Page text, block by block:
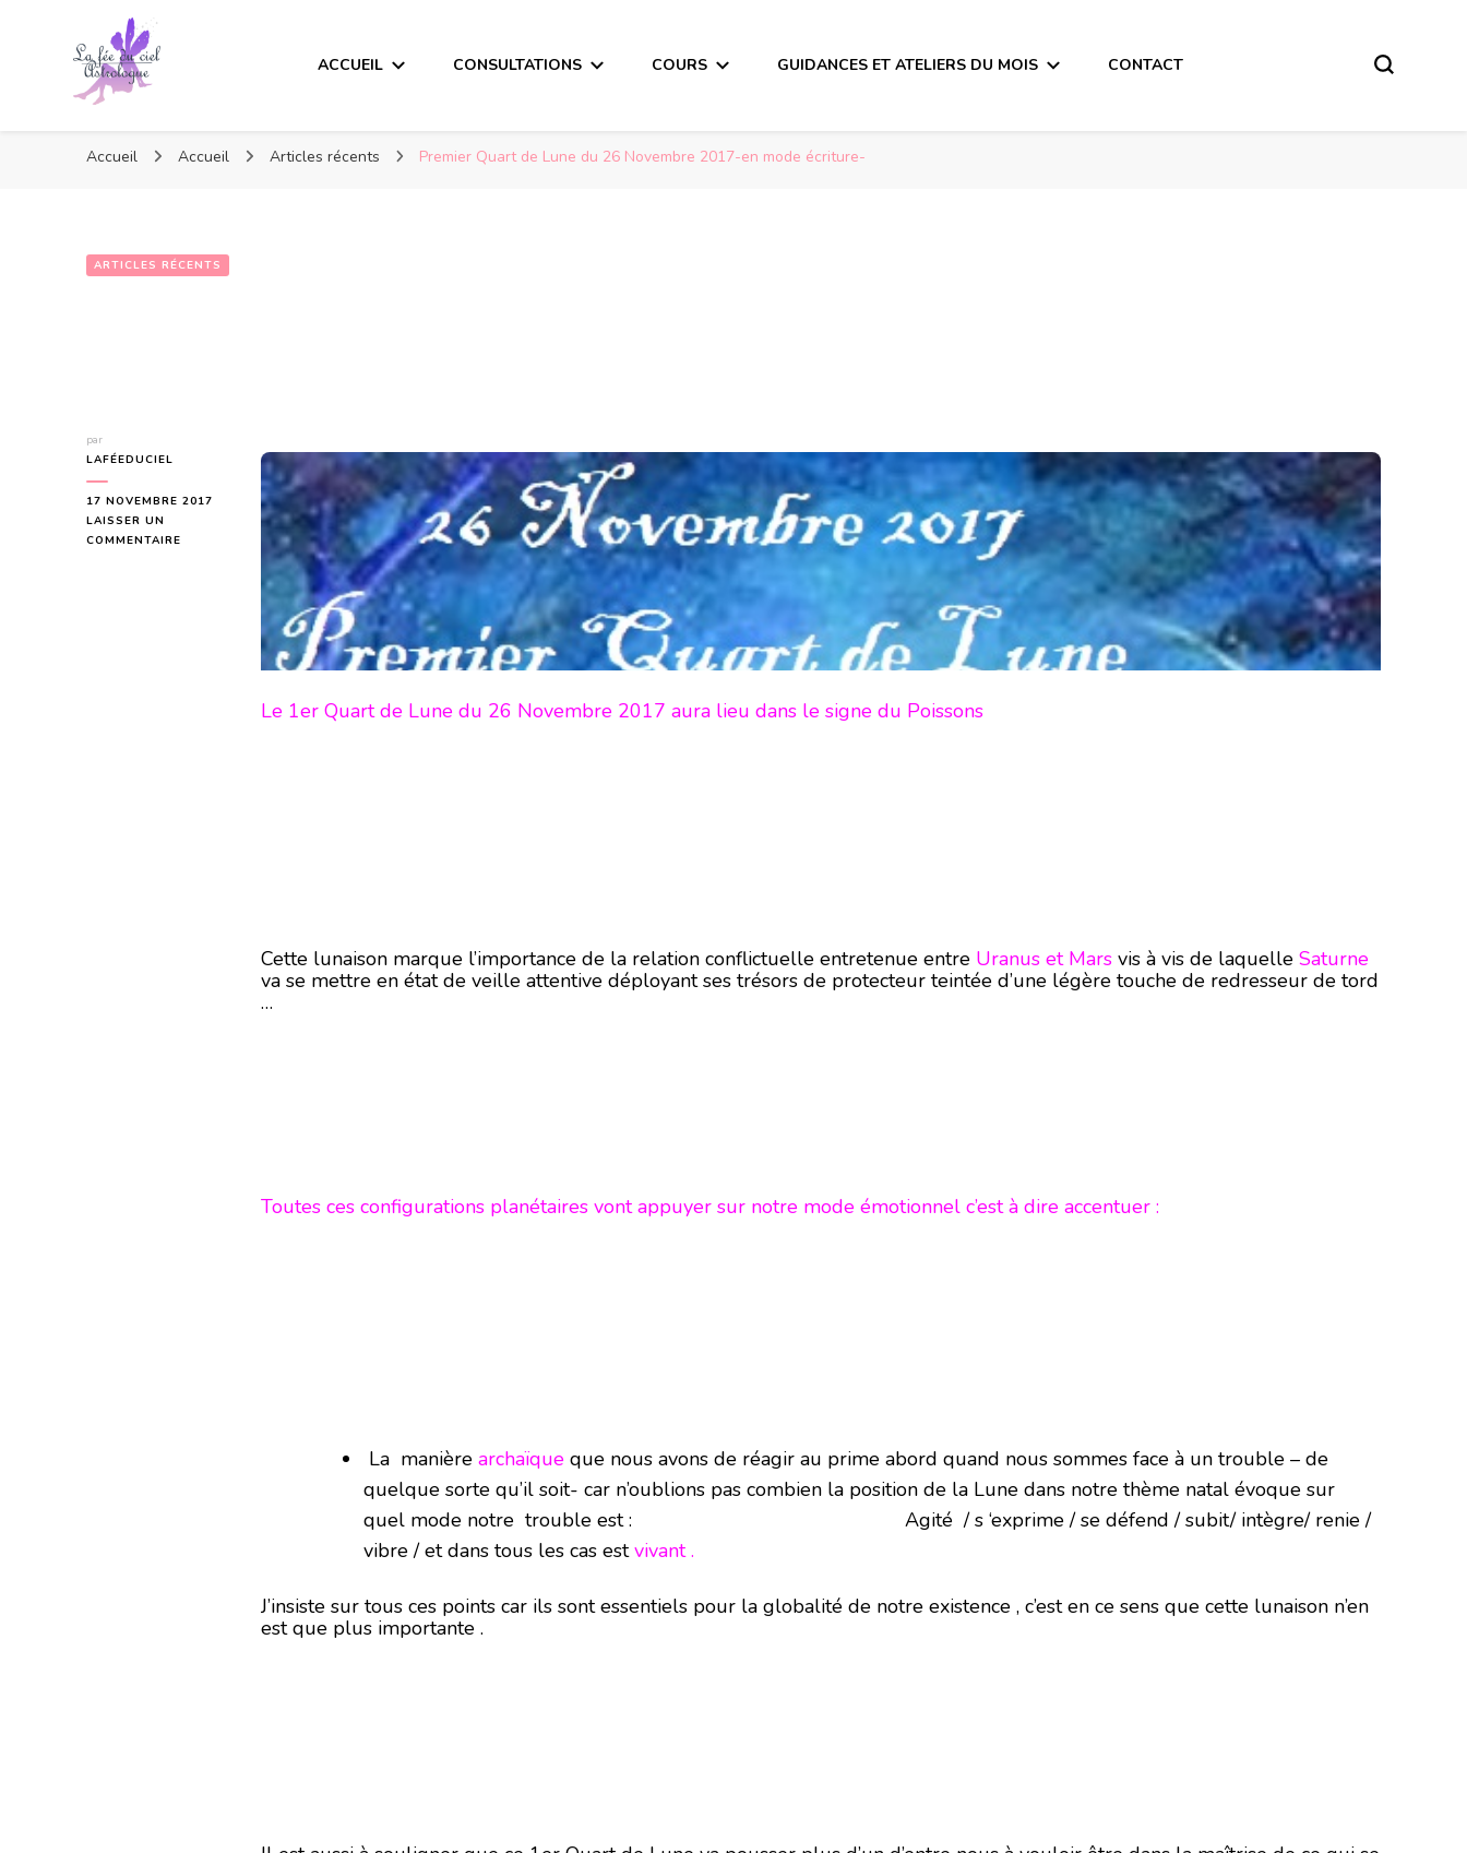
ACCUEIL CONSULTATIONS COURS GUIDANCES ET ATELIERS DU MOIS CONTACT
Accueil Accueil Articles récents Premier Quart de Lune du 26 Novembre 2017-en mode écriture-
ARTICLES RÉCENTS
par
LAFÉEDUCIEL
17 NOVEMBRE 2017
LAISSER UN
COMMENTAIRE
Le 1er Quart de Lune du 26 Novembre 2017 aura lieu dans le signe du Poissons
Cette lunaison marque l’importance de la relation conflictuelle entretenue entre Uranus et Mars vis à vis de laquelle Saturne
va se mettre en état de veille attentive déployant ses trésors de protecteur teintée d’une légère touche de redresseur de tord
…
Toutes ces configurations planétaires vont appuyer sur notre mode émotionnel c’est à dire accentuer :
La manière archaïque que nous avons de réagir au prime abord quand nous sommes face à un trouble – de
quelque sorte qu’il soit- car n’oublions pas combien la position de la Lune dans notre thème natal évoque sur
quel mode notre trouble est : Agité / s ‘exprime / se défend / subit/ intègre/ renie /
vibre / et dans tous les cas estvivant .
J’insiste sur tous ces points car ils sont essentiels pour la globalité de notre existence , c’est en ce sens que cette lunaison n’en
est que plus importante .